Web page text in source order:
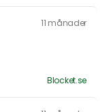
11 månader
Blocket.se